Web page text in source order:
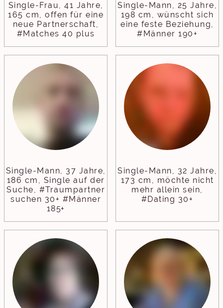
Single-Frau, 41 Jahre,
165 cm, offen für eine
neue Partnerschaft,
#Matches 40 plus
Single-Mann, 25 Jahre,
198 cm, wünscht sich
eine feste Beziehung,
#Männer 190+
Single-Mann, 37 Jahre,
186 cm, Single auf der
Suche, #Traumpartner
suchen 30+ #Männer
185+
Single-Mann, 32 Jahre,
173 cm, möchte nicht
mehr allein sein,
#Dating 30+